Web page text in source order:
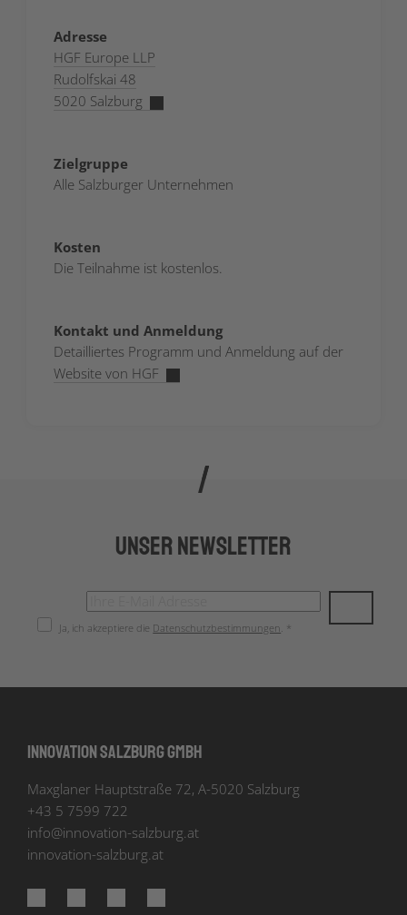
Adresse
HGF Europe LLP
Rudolfskai 48
5020 Salzburg
Zielgruppe
Alle Salzburger Unternehmen
Kosten
Die Teilnahme ist kostenlos.
Kontakt und Anmeldung
Detailliertes Programm und Anmeldung auf der
Website von HGF
Unser Newsletter
Ja, ich akzeptiere die Datenschutzbestimmungen . *
Innovation Salzburg GmbH
Maxglaner Hauptstraße 72, A-5020 Salzburg
+43 5 7599 722
info@innovation-salzburg.at
innovation-salzburg.at